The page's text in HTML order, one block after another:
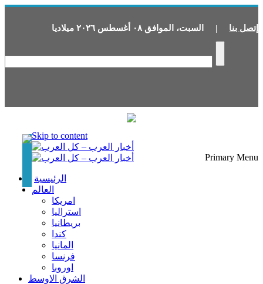
إتصل بنا | السبت، الموافق ٠٨ أغسطس ٢٠٢٦ ميلاديا
Skip to content
Primary Menu
الرئيسية
العالم
امريكا
استراليا
بريطانيا
كندا
المانيا
فرنسا
اوروبا
الشرق الاوسط